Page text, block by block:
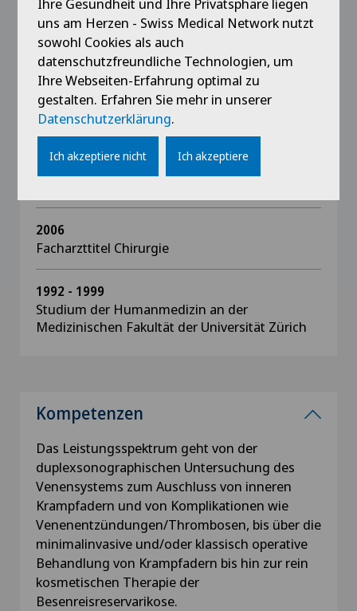
FA Endovenöse Thermoablation von
Stammvenen
2012
Schwerpunkt Allgemein-/Unfallchirurgie
FA Phlebologie
2009
Seminar in Klinikmanagement ZHAW,
2006
Facharzttitel Chirurgie
1992 - 1999
Studium der Humanmedizin an der
Medizinischen Fakultät der Universität Zürich
Kompetenzen
Das Leistungsspektrum geht von der
duplexsonographischen Untersuchung des
Venensystems zum Auschluss von inneren
Krampfadern und von Komplikationen wie
Venenentzündungen/Thrombosen, bis über die
minimalinvasive und/oder klassisch operative
Behandlung von Krampfadern bis hin zur rein
kosmetischen Therapie der
Besenreisreservarikose.
uns am Herzen - Swiss Medical Network nutzt
sowohl Cookies als auch
datenschutzfreundliche Technologien, um
Ihre Webseiten-Erfahrung optimal zu
gestalten. Erfahren Sie mehr in unserer
Datenschutzerklärung.
Ich akzeptiere nicht Ich akzeptiere